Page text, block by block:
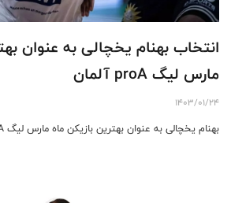
انتخاب بهنام یخچالی به عنوان
مارس لیگ proA آلمان
1403/01/24
بهنام یخچالی به عنوان بهترین بازیکن ماه مارس لیگ proA آلمان انتخاب شد.